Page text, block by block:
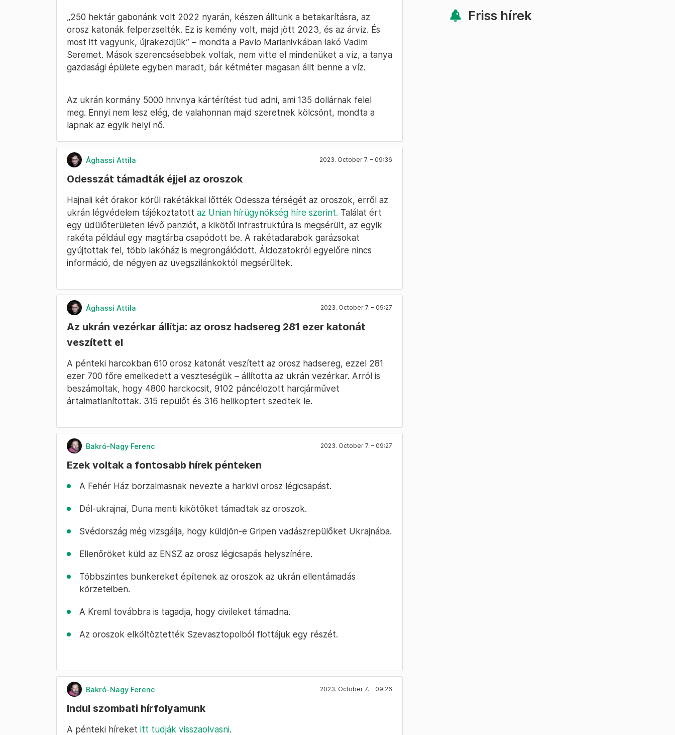
„250 hektár gabonánk volt 2022 nyarán, készen álltunk a betakarításra, az
orosz katonák felperzselték. Ez is kemény volt, majd jött 2023, és az árvíz. És
most itt vagyunk, újrakezdjük” – mondta a Pavlo Marianivkában lakó Vadim
Seremet. Mások szerencsésebbek voltak, nem vitte el mindenüket a víz, a tanya
gazdasági épülete egyben maradt, bár kétméter magasan állt benne a víz.
Az ukrán kormány 5000 hrivnya kártérítést tud adni, ami 135 dollárnak felel
meg. Ennyi nem lesz elég, de valahonnan majd szeretnek kölcsönt, mondta a
lapnak az egyik helyi nő.
Ághassi Attila 2023. October 7. – 09:36
Odesszát támadták éjjel az oroszok
Hajnali két órakor körül rakétákkal lőtték Odessza térségét az oroszok, erről az
ukrán légvédelem tájékoztatott az Unian hírügynökség híre szerint. Találat ért
egy üdülőterületen lévő panziót, a kikötői infrastruktúra is megsérült, az egyik
rakéta például egy magtárba csapódott be. A rakétadarabok garázsokat
gyújtottak fel, több lakóház is megrongálódott. Áldozatokról egyelőre nincs
információ, de négyen az üvegszilánkoktól megsérültek.
Ághassi Attila 2023. October 7. – 09:27
Az ukrán vezérkar állítja: az orosz hadsereg 281 ezer katonát
veszített el
A pénteki harcokban 610 orosz katonát veszített az orosz hadsereg, ezzel 281
ezer 700 főre emelkedett a veszteségük – állította az ukrán vezérkar. Arról is
beszámoltak, hogy 4800 harckocsit, 9102 páncélozott harcjárművet
ártalmatlanítottak. 315 repülőt és 316 helikoptert szedtek le.
Bakró-Nagy Ferenc 2023. October 7. – 09:27
Ezek voltak a fontosabb hírek pénteken
A Fehér Ház borzalmasnak nevezte a harkivi orosz légicsapást.
Dél-ukrajnai, Duna menti kikötőket támadtak az oroszok.
Svédország még vizsgálja, hogy küldjön-e Gripen vadászrepülőket Ukrajnába.
Ellenőröket küld az ENSZ az orosz légicsapás helyszínére.
Többszintes bunkereket építenek az oroszok az ukrán ellentámadás
körzeteiben.
A Kreml továbbra is tagadja, hogy civileket támadna.
Az oroszok elköltöztették Szevasztopolból flottájuk egy részét.
Bakró-Nagy Ferenc 2023. October 7. – 09:26
Indul szombati hírfolyamunk
A pénteki híreket itt tudják visszaolvasni.
Friss hírek